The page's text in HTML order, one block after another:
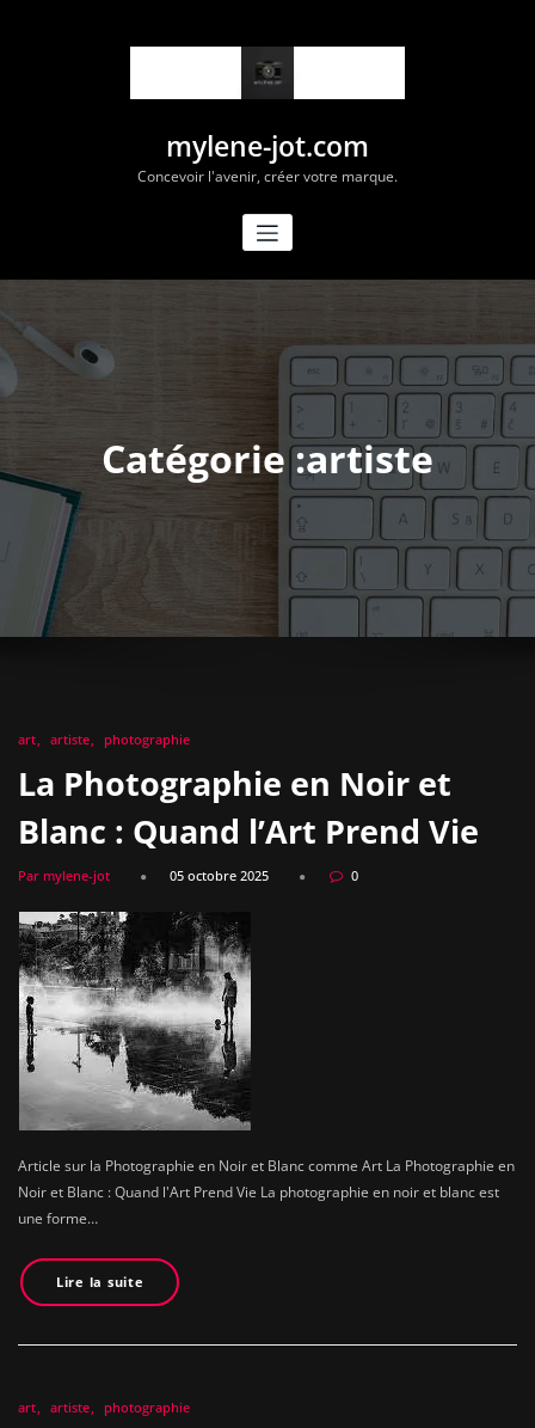
mylene-jot.com
Concevoir l'avenir, créer votre marque.
Catégorie :artiste
art artiste photographie
La Photographie en Noir et
Blanc : Quand l’Art Prend Vie
Par mylene-jot 05 octobre 2025 0
Article sur la Photographie en Noir et Blanc comme Art La Photographie en
Noir et Blanc : Quand l'Art Prend Vie La photographie en noir et blanc est
une forme…
Lire la suite
art artiste photographie